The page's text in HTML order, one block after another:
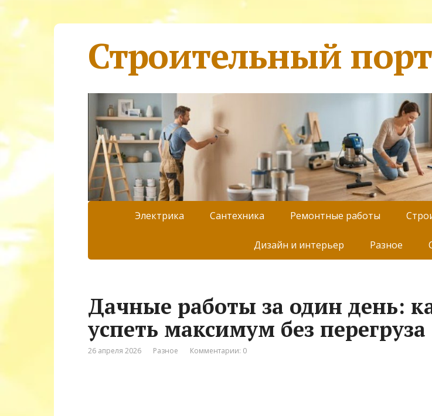
Строительный
Электрика Сантехника Ремонтные работы
Дизайн и интерьер Разное
Дачные работы за один день:
успеть максимум без перегруза
26 апреля 2026 Разное Комментарии: 0